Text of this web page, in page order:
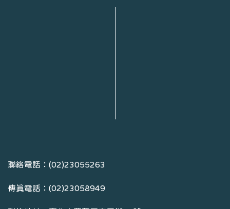
聯絡電話：(02)23055263
傳真電話：(02)23058949